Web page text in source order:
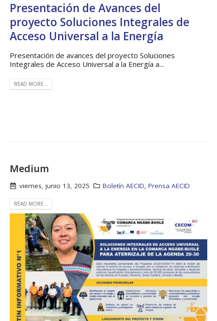
Presentación de Avances del
proyecto Soluciones Integrales de
Acceso Universal a la Energía
Presentación de avances del proyecto Soluciones
Integrales de Acceso Universal a la Energía a...
READ MORE...
Medium
viernes, junio 13, 2025 Boletín AECID, Prensa AECID
READ MORE...